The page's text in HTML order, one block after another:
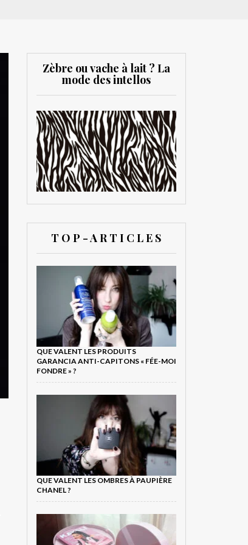
Zèbre ou vache à lait ? La
mode des intellos
T O P - A R T I C L E S
QUE VALENT LES PRODUITS
GARANCIA ANTI-CAPITONS « FÉE-MOI
FONDRE » ?
QUE VALENT LES OMBRES À PAUPIÈRE
CHANEL ?